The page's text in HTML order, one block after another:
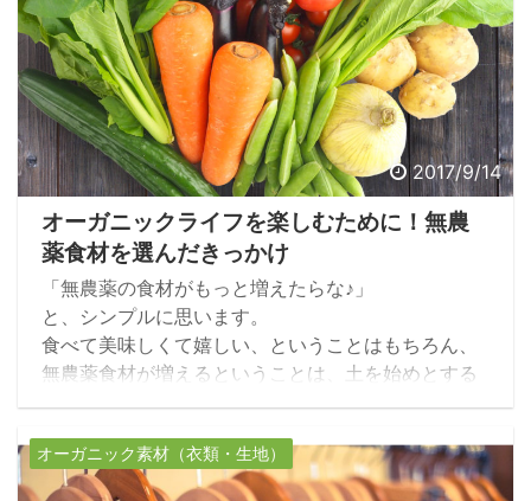
2017/9/14
オーガニックライフを楽しむために！無農
薬食材を選んだきっかけ
「無農薬の食材がもっと増えたらな♪」
と、シンプルに思います。
食べて美味しくて嬉しい、ということはもちろん、
無農薬食材が増えるということは、土を始めとする
環境の生態系リズムが整うんですよね。
を向けてみる。
そうすると、世界の中での日本の在り方や、自然界
オーガニック素材（衣類・生地）